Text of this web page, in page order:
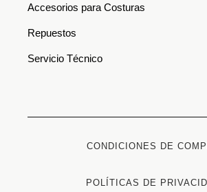
Accesorios para Costuras
Repuestos
Servicio Técnico
CONDICIONES DE
POLÍTICAS DE